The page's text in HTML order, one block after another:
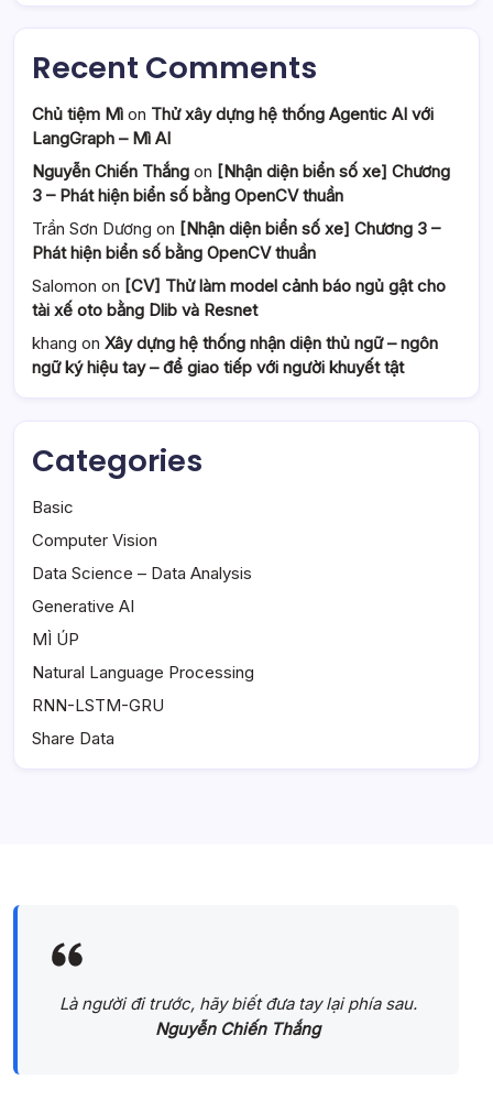
Recent Comments
Chủ tiệm Mì on Thử xây dựng hệ thống Agentic AI với
LangGraph – Mì AI
Nguyễn Chiến Thắng on [Nhận diện biển số xe] Chương
3 – Phát hiện biển số bằng OpenCV thuần
Trần Sơn Dương on [Nhận diện biển số xe] Chương 3 –
Phát hiện biển số bằng OpenCV thuần
Salomon on [CV] Thử làm model cảnh báo ngủ gật cho
tài xế oto bằng Dlib và Resnet
khang on Xây dựng hệ thống nhận diện thủ ngữ – ngôn
ngữ ký hiệu tay – để giao tiếp với người khuyết tật
Categories
Basic
Computer Vision
Data Science – Data Analysis
Generative AI
MÌ ÚP
Natural Language Processing
RNN-LSTM-GRU
Share Data
Là người đi trước, hãy biết đưa tay lại phía sau.
Nguyễn Chiến Thắng